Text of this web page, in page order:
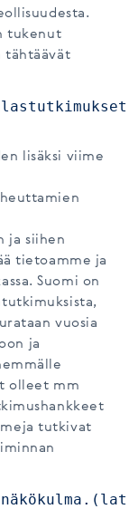
tukenut
tähtäävät
lisäksi viime
ja siihen
tietoamme ja
Suomi on
vuosia
ja
olleet mm
tutkivat